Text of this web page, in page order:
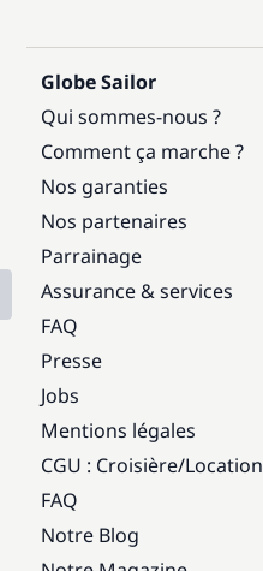
Globe Sailor
Qui sommes-nous ?
Comment ça marche ?
Nos garanties
Nos partenaires
Parrainage
Assurance & services
FAQ
Presse
Jobs
Mentions légales
CGU : Croisière/Location
FAQ
Notre Blog